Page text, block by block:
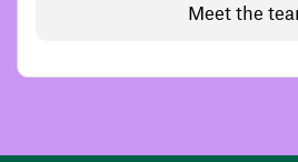
Meet the